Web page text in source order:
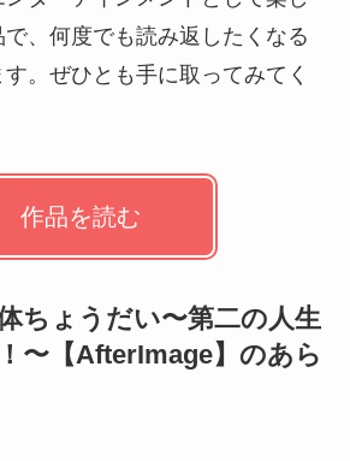
、何度でも読み返したくなる
。ぜひとも手に取ってみてく
作品を読む
ちょうだい〜第二の人生
〜【AfterImage】のあら